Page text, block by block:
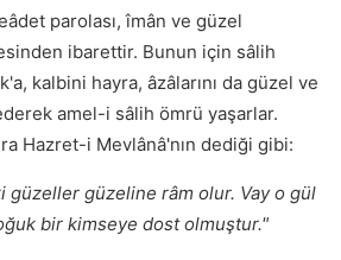
parolası, îmân ve güzel
ibarettir. Bunun için sâlih
kalbini hayra, âzâlarını da güzel ve
amel-i sâlih ömrü yaşarlar.
Hazret-i Mevlânâ'nın dediği gibi:
güzeller güzeline râm olur. Vay o gül
bir kimseye dost olmuştur."